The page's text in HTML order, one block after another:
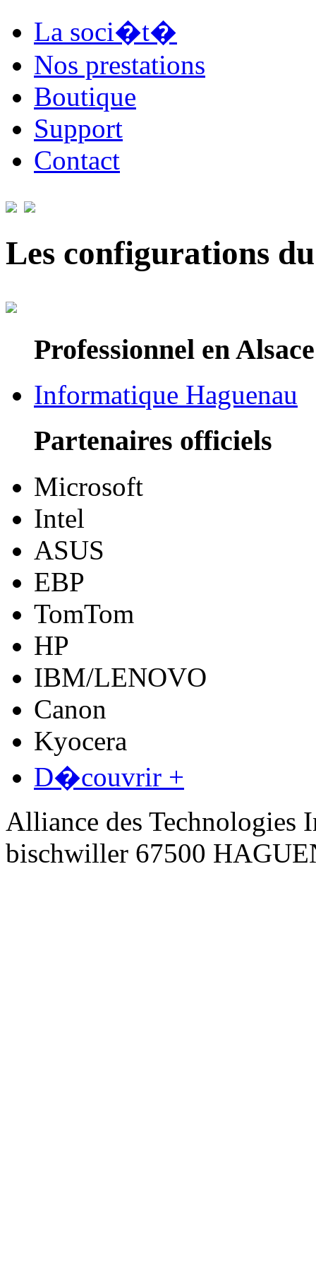
La soci�t�
Nos prestations
Boutique
Support
Contact
Les configurations
Professionnel en Alsace
Informatique Haguenau
Partenaires officiels
Microsoft
Intel
ASUS
EBP
TomTom
HP
IBM/LENOVO
Canon
Kyocera
D�couvrir +
Alliance des Technologies
bischwiller 67500